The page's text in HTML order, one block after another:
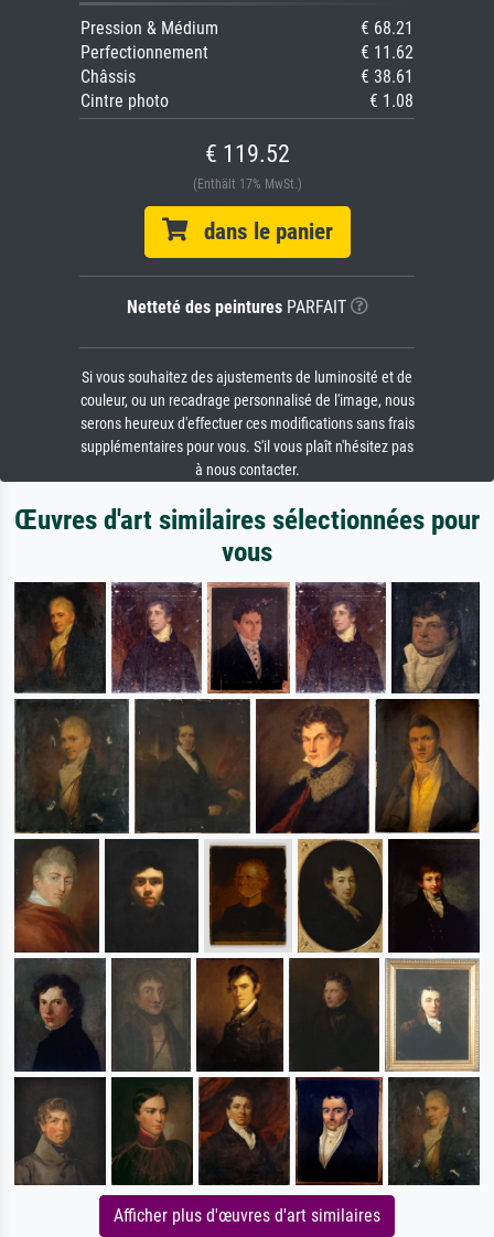
Pression & Médium
€ 68.21
Perfectionnement
€ 11.62
Châssis
€ 38.61
Cintre photo
€ 1.08
€ 119.52
(Enthält 17% MwSt.)
dans le panier
Netteté des peinturesPARFAIT
Si vous souhaitez des ajustements de luminosité et de
couleur, ou un recadrage personnalisé de l'image, nous
serons heureux d'effectuer ces modifications sans frais
supplémentaires pour vous. S'il vous plaît n'hésitez pas
à nous contacter.
Œuvres d'art similaires sélectionnées pour
vous
Afficher plus d'œuvres d'art similaires